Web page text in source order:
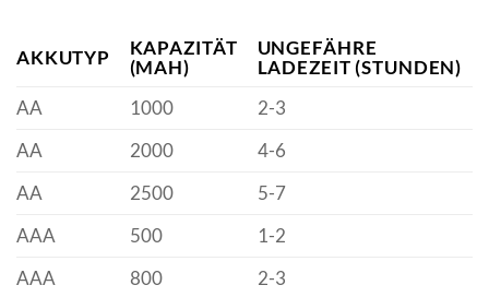
AKKUTYP
KAPAZITÄT
(MAH)
UNGEFÄHRE
LADEZEIT (STUNDEN)
AA
1000
2-3
AA
2000
4-6
AA
2500
5-7
AAA
500
1-2
AAA
800
2-3